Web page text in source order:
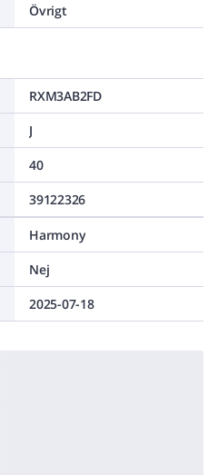
Övrigt
RXM3AB2FD
J
40
39122326
Harmony
Nej
2025-07-18